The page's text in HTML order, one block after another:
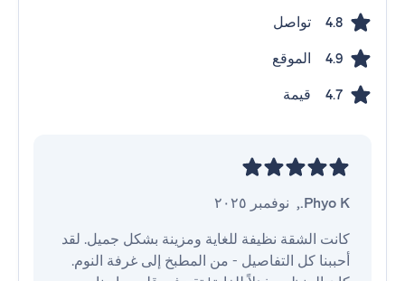
4.8 تواصل
4.9 الموقع
4.7 قيمة
Phyo K.
, نوفمبر ٢٠٢٥